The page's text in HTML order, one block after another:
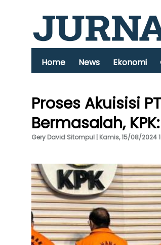
Home News Ekonomi
Proses Akuisisi
Bermasalah,
Gery David Sitompul | Kamis, 15/08/2024